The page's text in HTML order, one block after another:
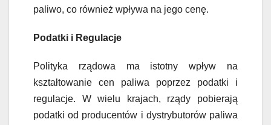
paliwo, co również wpływa na jego cenę.
Podatki i Regulacje
Polityka rządowa ma istotny wpływ na
kształtowanie cen paliwa poprzez podatki i
regulacje. W wielu krajach, rządy pobierają
podatki od producentów i dystrybutorów paliwa